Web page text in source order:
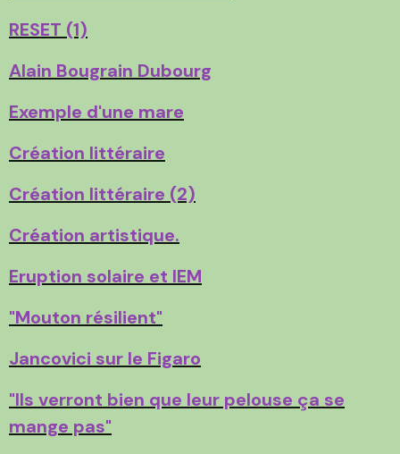
RESET (1)
Alain Bougrain Dubourg
Exemple d'une mare
Création littéraire
Création littéraire (2)
Création artistique.
Eruption solaire et IEM
"Mouton résilient"
Jancovici sur le Figaro
"Ils verront bien que leur pelouse ça se
mange pas"